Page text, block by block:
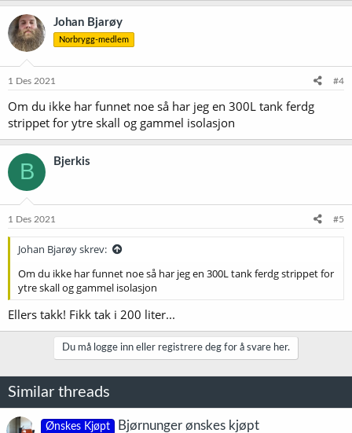
Johan Bjarøy
Norbrygg-medlem
1 Des 2021 #4
Om du ikke har funnet noe så har jeg en 300L tank ferdg
strippet for ytre skall og gammel isolasjon
B Bjerkis
1 Des 2021 #5
Johan Bjarøy skrev:
Om du ikke har funnet noe så har jeg en 300L tank ferdg strippet for
ytre skall og gammel isolasjon
Ellers takk! Fikk tak i 200 liter...
Du må logge inn eller registrere deg for å svare her.
Similar threads
Ønskes Kjøpt Bjørnunger ønskes kjøpt